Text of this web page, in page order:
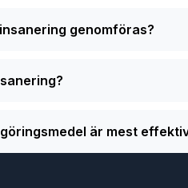
genomföras?
är mest